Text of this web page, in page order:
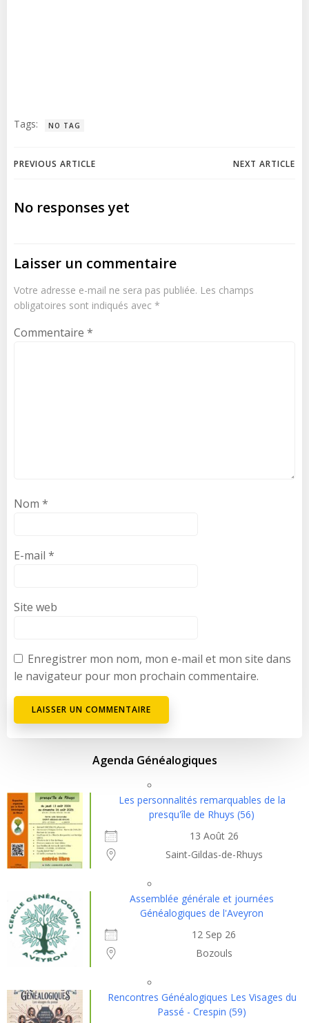
Tags: NO TAG
Post
navigation
PREVIOUS ARTICLE NEXT ARTICLE
No responses yet
Laisser un commentaire
Votre adresse e-mail ne sera pas publiée. Les champs
obligatoires sont indiqués avec *
Commentaire *
Nom *
E-mail *
Site web
Enregistrer mon nom, mon e-mail et mon site dans
le navigateur pour mon prochain commentaire.
Agenda Généalogiques
Les personnalités remarquables de la
presqu'île de Rhuys (56)
13 Août 26
Saint-Gildas-de-Rhuys
Assemblée générale et journées
Généalogiques de l'Aveyron
12 Sep 26
Bozouls
Rencontres Généalogiques Les Visages du
Passé - Crespin (59)